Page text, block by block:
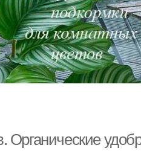
Органические